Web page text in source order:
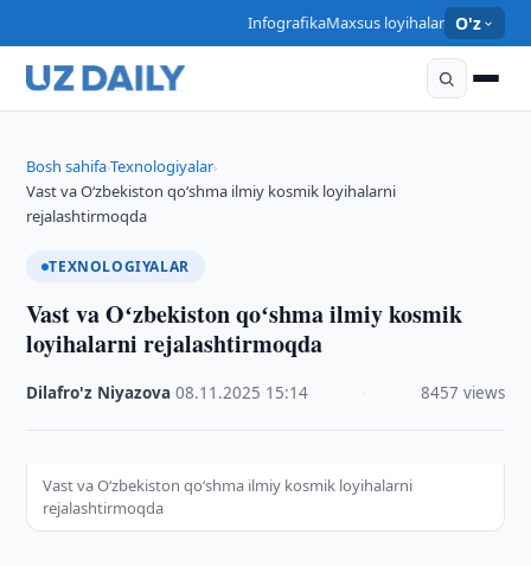
InfografikaMaxsus loyihalar O'z
Bosh sahifa›Texnologiyalar›
Vast va Oʻzbekiston qoʻshma ilmiy kosmik loyihalarni
rejalashtirmoqda
TEXNOLOGIYALAR
Vast va Oʻzbekiston qoʻshma ilmiy kosmik
loyihalarni rejalashtirmoqda
Dilafro'z Niyazova ·08.11.2025 15:14 8457 views
Vast va Oʻzbekiston qoʻshma ilmiy kosmik loyihalarni
rejalashtirmoqda